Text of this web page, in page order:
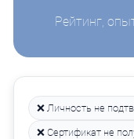
Рейтинг,
❌ Личность не
❌ Сертификат не